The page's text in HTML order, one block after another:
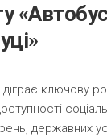
ключову
державних